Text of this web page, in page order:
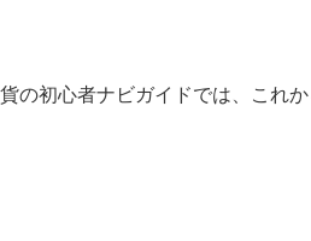
の初心者ナビガイドでは、これ